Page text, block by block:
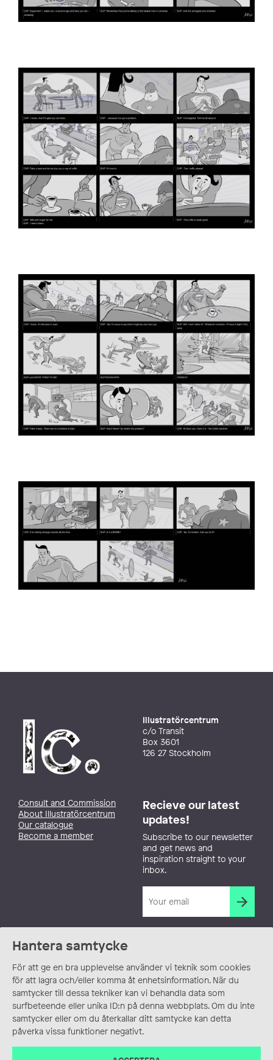
Hantera samtycke
För att ge en bra upplevelse använder vi teknik som cookies
för att lagra och/eller komma åt enhetsinformation. När du
samtycker till dessa tekniker kan vi behandla data som
surfbeteende eller unika ID:n på denna webbplats. Om du inte
samtycker eller om du återkallar ditt samtycke kan detta
påverka vissa funktioner negativt.
Illustratörcentrum
c/o Transit
Box 3601
126 27 Stockholm
Consult and Commission
About Illustratörcentrum
Our catalogue
Become a member
Recieve our latest
updates!
Subscribe to our newsletter
and get news and
inspiration straight to your
inbox.